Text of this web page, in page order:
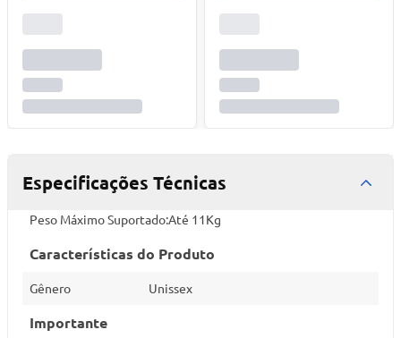
Especificações Técnicas
Peso Máximo Suportado:Até 11Kg
Características do Produto
Gênero Unissex
Importante